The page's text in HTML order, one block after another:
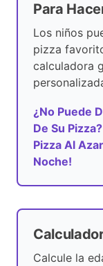
Para
Los niños
pizza
calculadora
¿No Puede
De Su
Pizza Al
Noche!
Calcule la